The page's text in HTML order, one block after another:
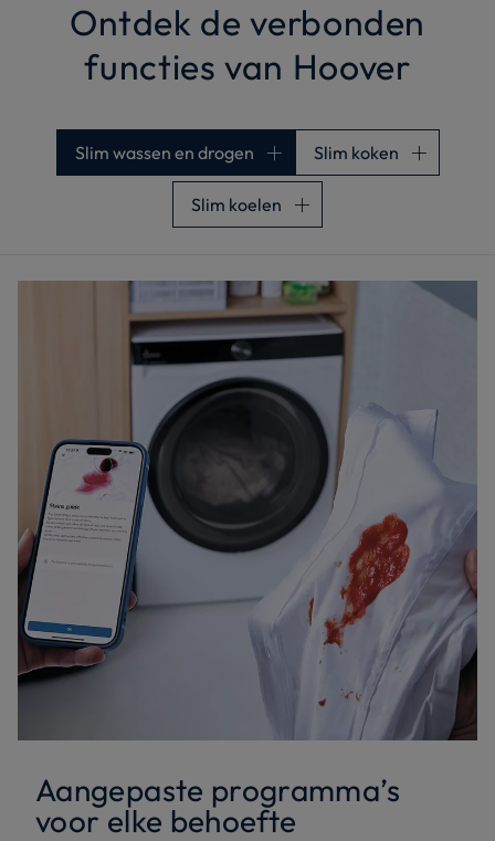
Ontdek de verbonden
functies van Hoover
Slim wassen en drogen Slim koken
Slim koelen
Aangepaste programma’s
voor elke behoefte